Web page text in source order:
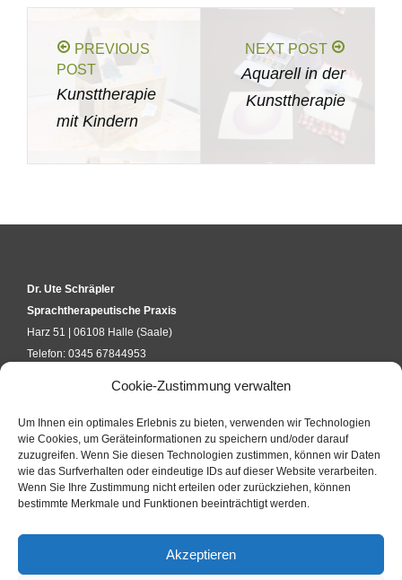
Cookie-Zustimmung verwalten
Um Ihnen ein optimales Erlebnis zu bieten, verwenden wir Technologien
wie Cookies, um Geräteinformationen zu speichern und/oder darauf
zuzugreifen. Wenn Sie diesen Technologien zustimmen, können wir Daten
wie das Surfverhalten oder eindeutige IDs auf dieser Website verarbeiten.
Wenn Sie Ihre Zustimmung nicht erteilen oder zurückziehen, können
bestimmte Merkmale und Funktionen beeinträchtigt werden.
Akzeptieren
PREVIOUS
POST
Kunsttherapie
mit Kindern
NEXT POST
Aquarell in der
Kunsttherapie
Dr. Ute Schräpler
Sprachtherapeutische Praxis
Harz 51 | 06108 Halle (Saale)
Telefon: 0345 67844953
KURSANFRAGE
KONTAKTFORMULAR